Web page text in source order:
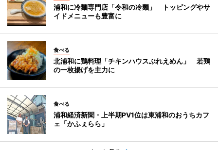
浦和に冷麺専門店「令和の冷麺」 トッピングやサ
イドメニューも豊富に
食べる
北浦和に鶏料理「チキンハウスぶれえめん」 若鶏
の一枚揚げを主力に
食べる
浦和経済新聞・上半期PV1位は東浦和のおうちカフ
ェ「かふぇらら」